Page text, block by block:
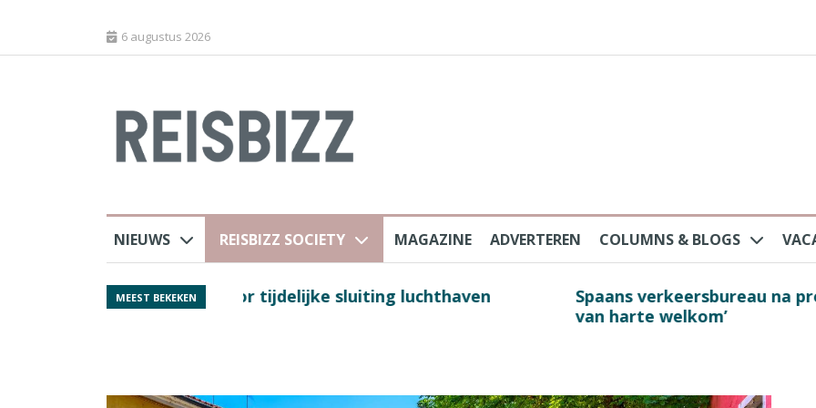
6 augustus 2026
NIEUWS REISBIZZ SOCIETY MAGAZINE ADVERTEREN COLUMNS & BLOGS
MEEST BEKEKEN
luchthaven
Spaans verkeersbureau na protesten massatoerisme: ‘Nederlandse